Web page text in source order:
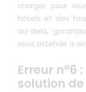
charger pour
hôtels et des
au-delà,
vous attende à
Erreur n°6
solution